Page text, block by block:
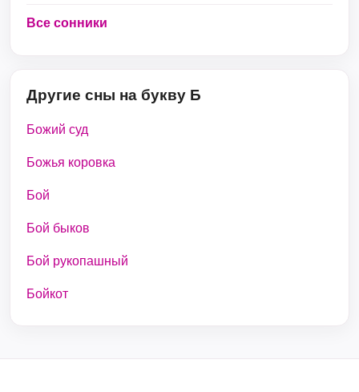
Все сонники
Другие сны на букву Б
Божий суд
Божья коровка
Бой
Бой быков
Бой рукопашный
Бойкот